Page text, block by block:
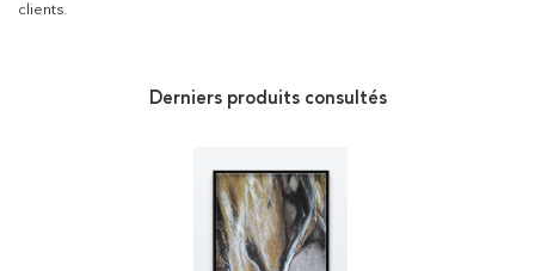
clients.
Derniers produits consultés